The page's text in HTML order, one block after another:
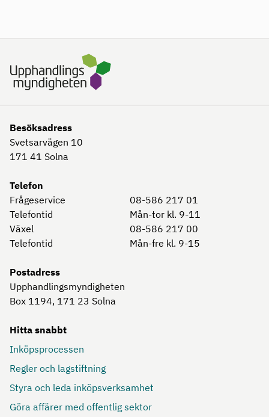
Besöksadress
Svetsarvägen 10
171 41 Solna
Telefon
Frågeservice
08-586 217 01
Telefontid
Mån-tor kl. 9-11
Växel
08-586 217 00
Telefontid
Mån-fre kl. 9-15
Postadress
Upphandlingsmyndigheten
Box 1194, 171 23 Solna
Hitta snabbt
Inköpsprocessen
Regler och lagstiftning
Styra och leda inköpsverksamhet
Göra affärer med offentlig sektor